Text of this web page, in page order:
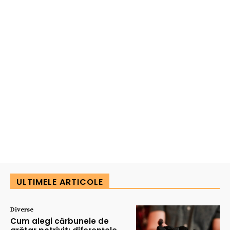
ULTIMELE ARTICOLE
Diverse
Cum alegi cărbunele de